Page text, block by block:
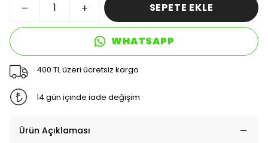
SEPETE EKLE
WHATSAPP
400 TL üzeri ücretsiz kargo
14 gün içinde iade değişim
Ürün Açıklaması